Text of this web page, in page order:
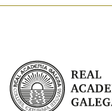
Real Academia Galega